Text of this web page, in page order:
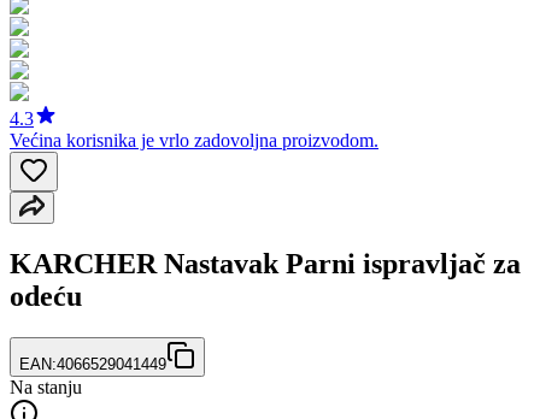
4.3
Većina korisnika je vrlo zadovoljna proizvodom.
KARCHER Nastavak Parni ispravljač za
odeću
EAN:4066529041449
Na stanju